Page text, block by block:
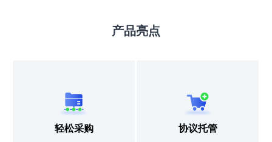
产品亮点
轻松采购 协议托管